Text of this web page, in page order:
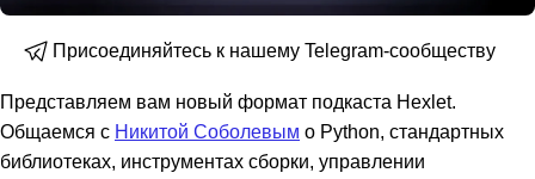
Присоединяйтесь к нашему Telegram-сообществу
Представляем вам новый формат подкаста Hexlet.
Общаемся с Никитой Соболевым о Python, стандартных
библиотеках, инструментах сборки, управлении